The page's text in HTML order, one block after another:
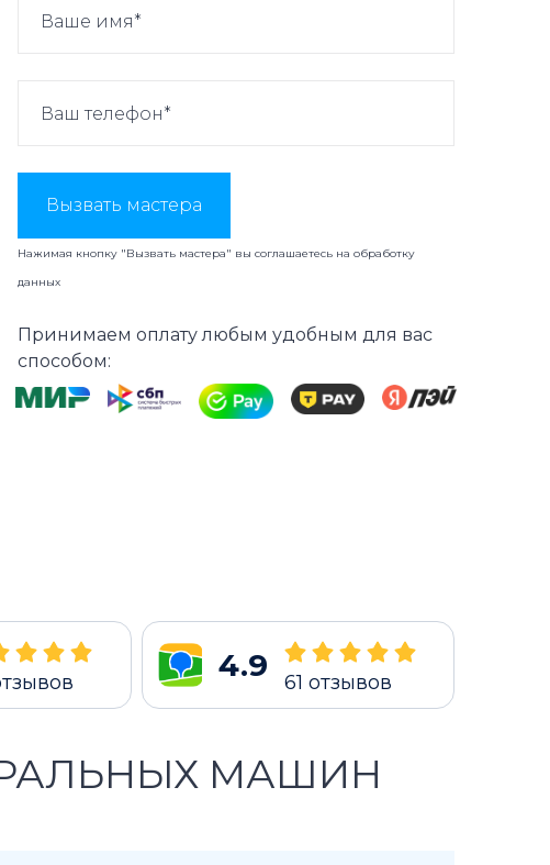
Вызвать мастера
Нажимая кнопку "Вызвать мастера" вы соглашаетесь наобработку
данных
Принимаем оплату любым удобным для вас
способом:
4.9 61 отзывов
МАШИН